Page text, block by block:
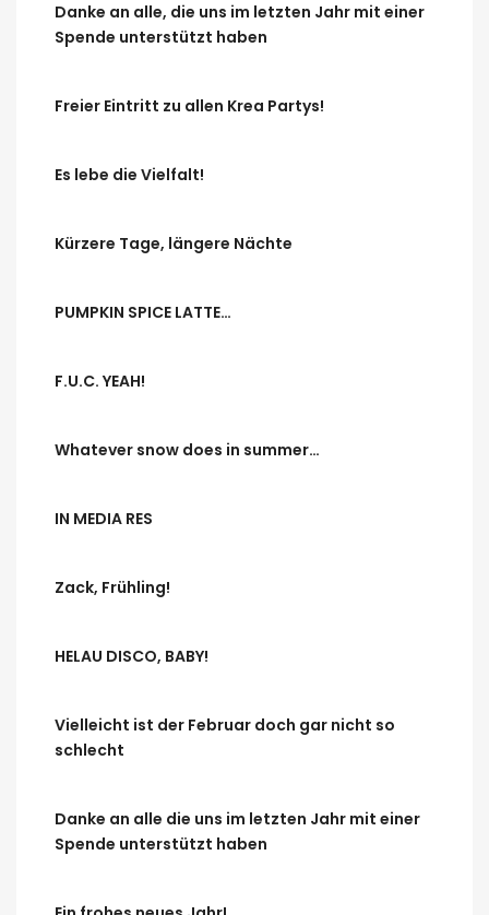
Danke an alle, die uns im letzten Jahr mit einer
Spende unterstützt haben
Freier Eintritt zu allen Krea Partys!
Es lebe die Vielfalt!
Kürzere Tage, längere Nächte
PUMPKIN SPICE LATTE…
F.U.C. YEAH!
Whatever snow does in summer…
IN MEDIA RES
Zack, Frühling!
HELAU DISCO, BABY!
Vielleicht ist der Februar doch gar nicht so
schlecht
Danke an alle die uns im letzten Jahr mit einer
Spende unterstützt haben